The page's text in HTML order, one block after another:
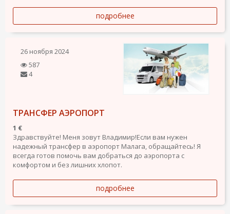
подробнее
26 ноября 2024
587
4
ТРАНСФЕР АЭРОПОРТ
1 €
Здравствуйте! Меня зовут Владимир!Если вам нужен
надежный трансфер в аэропорт Малага, обращайтесь! Я
всегда готов помочь вам добраться до аэропорта с
комфортом и без лишних хлопот.
подробнее